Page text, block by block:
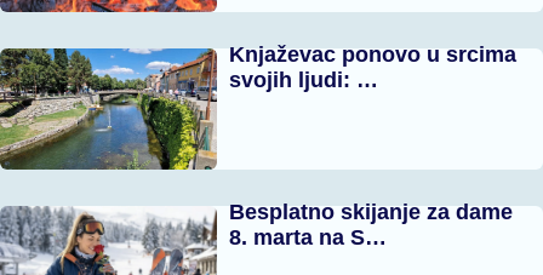
Knjaževac ponovo u srcima
svojih ljudi: …
Besplatno skijanje za dame
8. marta na S…